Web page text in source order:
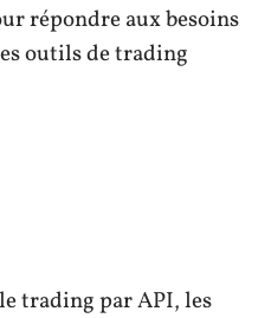
répondre aux besoins
outils de trading
trading par API, les